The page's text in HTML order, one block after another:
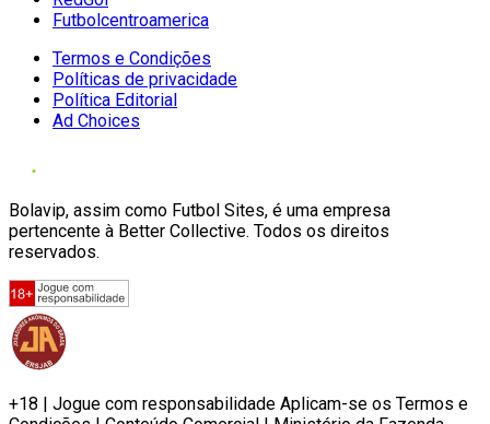
Futbolcentroamerica
Termos e Condições
Políticas de privacidade
Política Editorial
Ad Choices
Bolavip, assim como Futbol Sites, é uma empresa
pertencente à Better Collective. Todos os direitos
reservados.
+18 | Jogue com responsabilidade Aplicam-se os Termos e